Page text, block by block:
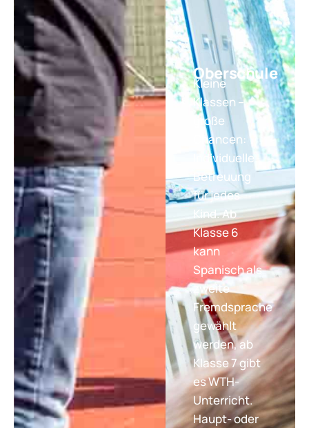
Oberschule
Kleine
Klassen –
große
Chancen:
Individuelle
Betreuung
für jedes
Kind. Ab
Klasse 6
kann
Spanisch als
zweite
Fremdsprache
gewählt
werden, ab
Klasse 7 gibt
es WTH-
Unterricht.
Haupt- oder